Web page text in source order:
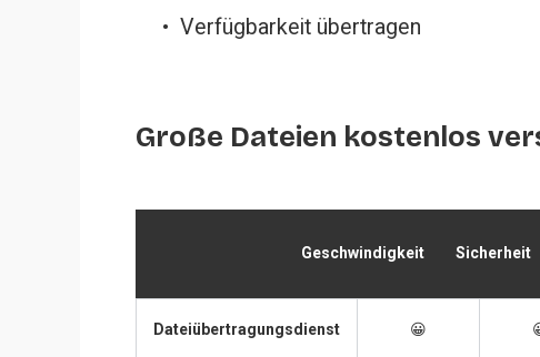
Verfügbarkeit übertragen
Große Dateien kostenlos
Geschwindigkeit Sicherheit
Dateiübertragungsdienst 😀